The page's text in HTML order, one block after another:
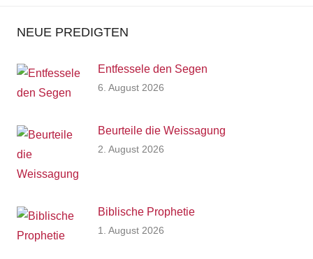
NEUE PREDIGTEN
Entfessele den Segen
6. August 2026
Beurteile die Weissagung
2. August 2026
Biblische Prophetie
1. August 2026